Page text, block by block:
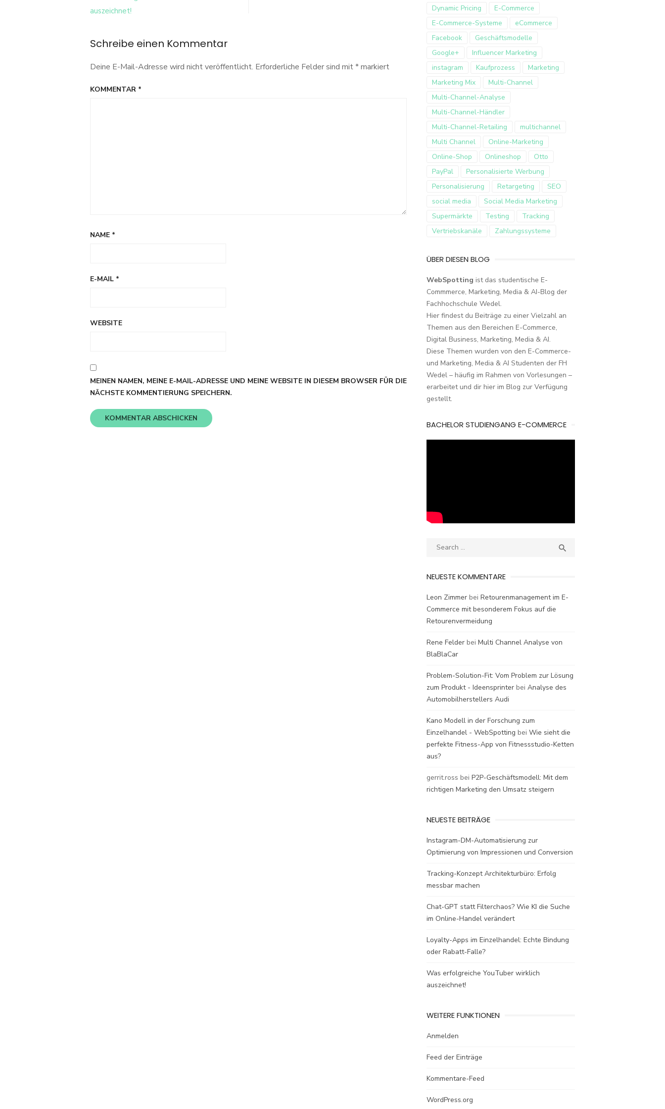
Navigation
auszeichnet!
Schreibe einen Kommentar
Deine E-Mail-Adresse wird nicht veröffentlicht. Erforderliche Felder sind mit*markiert
KOMMENTAR *
NAME *
E-MAIL *
WEBSITE
MEINEN NAMEN, MEINE E-MAIL-ADRESSE UND MEINE WEBSITE IN DIESEM BROWSER FÜR DIE
NÄCHSTE KOMMENTIERUNG SPEICHERN.
Dynamic Pricing
E-Commerce
E-Commerce-Systeme
eCommerce
Facebook
Geschäftsmodelle
Google+
Influencer Marketing
instagram
Kaufprozess
Marketing
Marketing Mix
Multi-Channel
Multi-Channel-Analyse
Multi-Channel-Händler
Multi-Channel-Retailing
multichannel
Multi Channel
Online-Marketing
Online-Shop
Onlineshop
Otto
PayPal
Personalisierte Werbung
Personalisierung
Retargeting
SEO
social media
Social Media Marketing
Supermärkte
Testing
Tracking
Vertriebskanäle
Zahlungssysteme
ÜBER DIESEN BLOG
WebSpotting ist das studentische E-
Commmerce, Marketing, Media & AI-Blog der
Fachhochschule Wedel.
Hier findest du Beiträge zu einer Vielzahl an
Themen aus den Bereichen E-Commerce,
Digital Business, Marketing, Media & AI.
Diese Themen wurden von den E-Commerce-
und Marketing, Media & AI Studenten der FH
Wedel – häufig im Rahmen von Vorlesungen –
erarbeitet und dir hier im Blog zur Verfügung
gestellt.
BACHELOR STUDIENGANG E-COMMERCE
Search

NEUESTE KOMMENTARE
Leon Zimmer bei Retourenmanagement im E-
Commerce mit besonderem Fokus auf die
Retourenvermeidung
Rene Felder bei Multi Channel Analyse von
BlaBlaCar
Problem-Solution-Fit: Vom Problem zur Lösung
zum Produkt - Ideensprinter bei Analyse des
Automobilherstellers Audi
Kano Modell in der Forschung zum
Einzelhandel - WebSpotting bei Wie sieht die
perfekte Fitness-App von Fitnessstudio-Ketten
aus?
gerrit.ross bei P2P-Geschäftsmodell: Mit dem
richtigen Marketing den Umsatz steigern
NEUESTE BEITRÄGE
Instagram-DM-Automatisierung zur
Optimierung von Impressionen und Conversion
Tracking-Konzept Architekturbüro: Erfolg
messbar machen
Chat-GPT statt Filterchaos? Wie KI die Suche
im Online-Handel verändert
Loyalty-Apps im Einzelhandel: Echte Bindung
oder Rabatt-Falle?
Was erfolgreiche YouTuber wirklich
auszeichnet!
WEITERE FUNKTIONEN
Anmelden
Feed der Einträge
Kommentare-Feed
WordPress.org